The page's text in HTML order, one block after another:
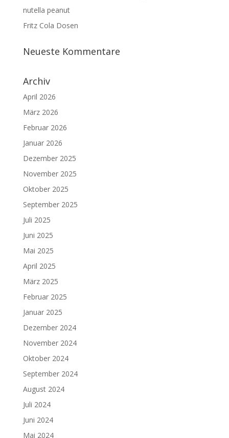
nutella peanut
Fritz Cola Dosen
Neueste Kommentare
Archiv
April 2026
März 2026
Februar 2026
Januar 2026
Dezember 2025
November 2025
Oktober 2025
September 2025
Juli 2025
Juni 2025
Mai 2025
April 2025
März 2025
Februar 2025
Januar 2025
Dezember 2024
November 2024
Oktober 2024
September 2024
August 2024
Juli 2024
Juni 2024
Mai 2024